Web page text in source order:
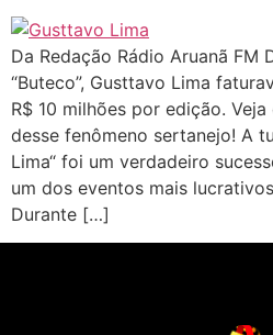
Da Redação Rádio Aruanã FM
“Buteco”, Gusttavo Lima
R$ 10 milhões por edição.
desse fenômeno sertanejo! A
Lima“ foi um verdadeiro
um dos eventos mais
Durante […]